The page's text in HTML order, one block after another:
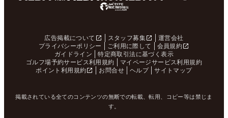
広告掲載について スタッフ募集
運営会社
プライバシーポリシー
ご利用に際して
会員規約
ガイドライン
特定商取引法に基づく表示
ゴルフ場予約サービス利用規約
マイページサービス利用規約
ポイント利用規約
お問合せ ヘルプ サイトマップ
掲載されている全てのコンテンツの無断での転載、転用、コピー等は禁じま
す。